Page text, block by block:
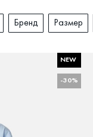
СЕЗОН
Бренд Размер
NEW
-30%